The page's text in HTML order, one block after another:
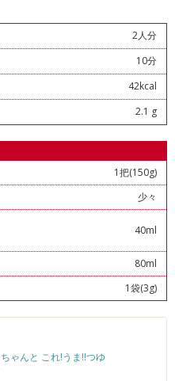
2人分
10分
42kcal
2.1 g
1把(150g)
少々
40ml
80ml
1袋(3g)
ゃんと これ!うま!!つゆ